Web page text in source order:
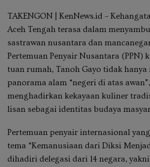
TAKENGON | KenNews.id –
Aceh Tengah terasa dalam
sastrawan nusantara dan
Pertemuan Penyair Nusantara (PPN)
tuan rumah, Tanoh Gayo tidak hanya
panorama alam “negeri di atas
menghadirkan kekayaan kuliner
lisan sebagai identitas budaya
Pertemuan penyair internasional
tema “Kemanusiaan dari Diksi
dihadiri delegasi dari 14 negara,